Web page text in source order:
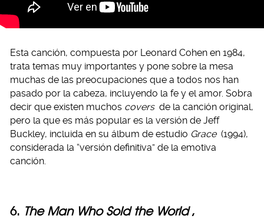
Esta canción, compuesta por Leonard Cohen en 1984,
trata temas muy importantes y pone sobre la mesa
muchas de las preocupaciones que a todos nos han
pasado por la cabeza, incluyendo la fe y el amor. Sobra
decir que existen muchos covers de la canción original,
pero la que es más popular es la versión de Jeff
Buckley, incluida en su álbum de estudio Grace (1994),
considerada la “versión definitiva” de la emotiva
canción.
6. The Man Who Sold the World ,